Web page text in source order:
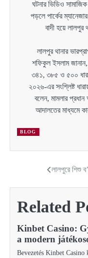
ঘটনার ভিডিও
পড়লে পার্কের
বাদী হয়ে লালপুর
লালপুর থানার
শফিকুল ইসলাম জানান,
৩৪১, ৩৮৫ ও ৫০০
২০২৬-এর সংশ্লিষ্ট
বলেন, মামলার
আদালতের মাধ্যমে
BLOG
navigation
লালপুরে শিশু
Related
Kinbet Casino:
a modern
Bevezetés Kinbet Casino